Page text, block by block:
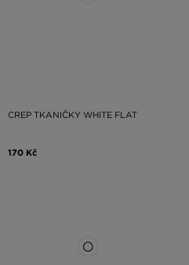
CREP TKANIČKY WHITE FLAT
170 Kč